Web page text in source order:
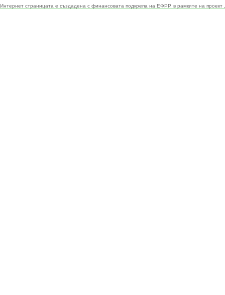
Интернет страницата е създадена с финансовата подкрепа на ЕФРР, в рамките на